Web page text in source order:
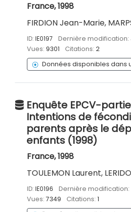
France, 1998
FIRDION Jean-Marie,
ID: IE0197 Dernière modification:
Vues: 9301 Citations: 2
Données disponibles dans
Enquête EPCV-
Intentions de
parents après le
enfants (1998)
France, 1998
TOULEMON Laurent,
ID: IE0196 Dernière modification:
Vues: 7349 Citations: 1